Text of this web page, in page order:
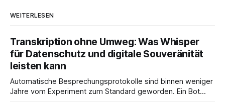
WEITERLESEN
Transkription ohne Umweg: Was Whisper
für Datenschutz und digitale Souveränität
leisten kann
Automatische Besprechungsprotokolle sind binnen weniger
Jahre vom Experiment zum Standard geworden. Ein Bot